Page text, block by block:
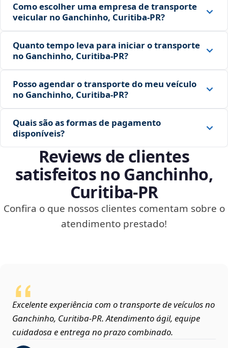
Como escolher uma empresa de transporte
veicular no Ganchinho, Curitiba‑PR?
Quanto tempo leva para iniciar o transporte
no Ganchinho, Curitiba‑PR?
Posso agendar o transporte do meu veículo
no Ganchinho, Curitiba‑PR?
Quais são as formas de pagamento
disponíveis?
Reviews de clientes
satisfeitos no Ganchinho,
Curitiba‑PR
Confira o que nossos clientes comentam sobre o
atendimento prestado!
Excelente experiência com o transporte de veículos no
Ganchinho, Curitiba‑PR. Atendimento ágil, equipe
cuidadosa e entrega no prazo combinado.